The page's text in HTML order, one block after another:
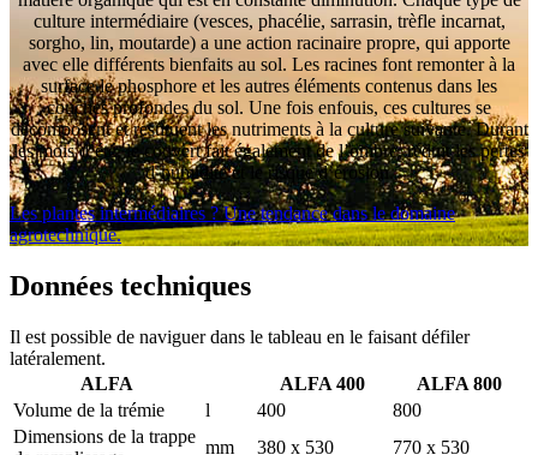
culture intermédiaire (vesces, phacélie, sarrasin, trèfle incarnat,
sorgho, lin, moutarde) a une action racinaire propre, qui apporte
avec elle différents bienfaits au sol. Les racines font remonter à la
surface le phosphore et les autres éléments contenus dans les
couches profondes du sol. Une fois enfouis, ces cultures se
décomposent et restituent les nutriments à la culture suivante. Durant
les mois d’été, le couvert fait également de l’ombre, réduit les pertes
d’humidité et le risque d’érosion.
Les plantes intermédiaires ? Une tendance dans le domaine
agrotechnique.
Données techniques
Il est possible de naviguer dans le tableau en le faisant défiler
latéralement.
ALFA
ALFA 400
ALFA 800
Volume de la trémie
l 400
800
Dimensions de la trappe
mm 380 x 530
770 x 530